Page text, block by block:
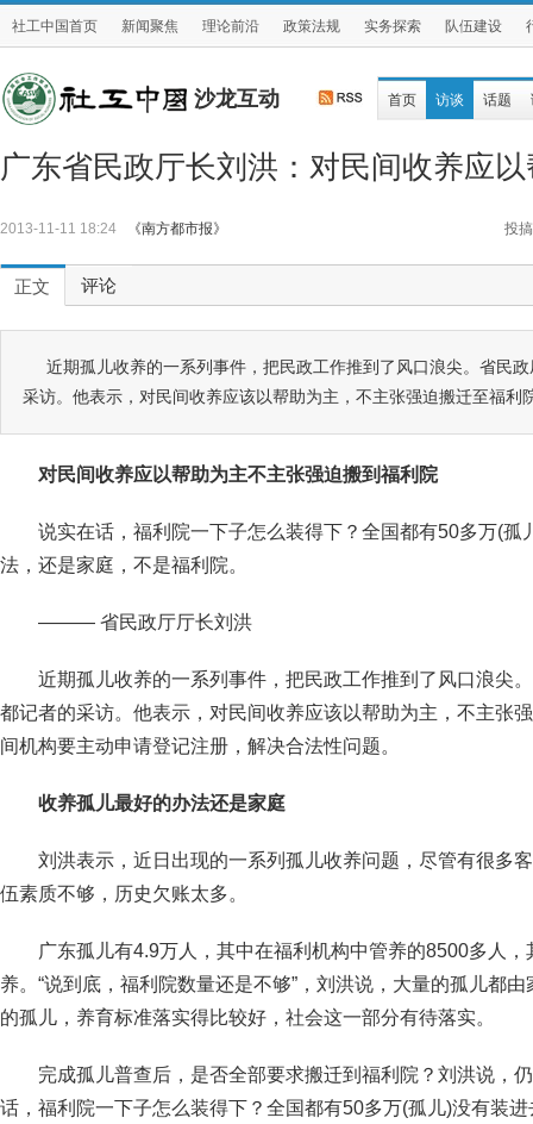
社工中国首页 新闻聚焦 理论前沿 政策法规 实务探索 队伍建设
沙龙互动 首页 访谈 话题
广东省民政厅长刘洪：对民间收养应
2013-11-11 18:24 《南方都市报》 投搞
正文 评论
近期孤儿收养的一系列事件，把民政工作推到了风口浪尖。省民
采访。他表示，对民间收养应该以帮助为主，不主张强迫搬迁至福利
对民间收养应以帮助为主不主张强迫搬到福利院
说实在话，福利院一下子怎么装得下？全国都有50多万(孤
法，还是家庭，不是福利院。
——— 省民政厅厅长刘洪
近期孤儿收养的一系列事件，把民政工作推到了风口浪尖
都记者的采访。他表示，对民间收养应该以帮助为主，不主张
间机构要主动申请登记注册，解决合法性问题。
收养孤儿最好的办法还是家庭
刘洪表示，近日出现的一系列孤儿收养问题，尽管有很多
伍素质不够，历史欠账太多。
广东孤儿有4.9万人，其中在福利机构中管养的8500多人
养。“说到底，福利院数量还是不够”，刘洪说，大量的孤儿都
的孤儿，养育标准落实得比较好，社会这一部分有待落实。
完成孤儿普查后，是否全部要求搬迁到福利院？刘洪说，
话，福利院一下子怎么装得下？全国都有50多万(孤儿)没有装